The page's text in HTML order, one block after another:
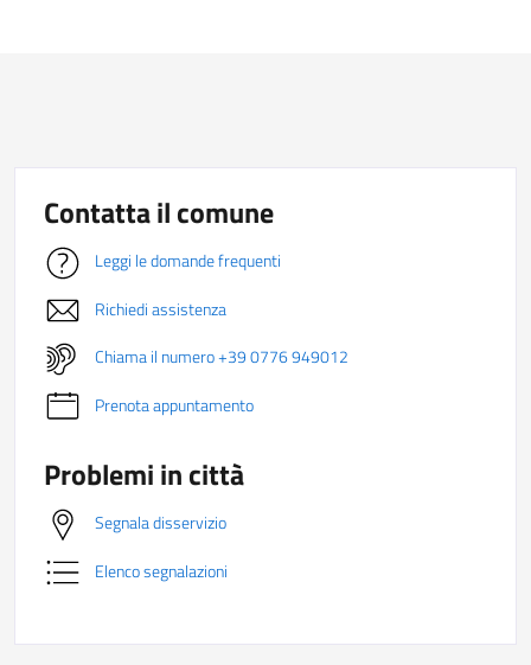
Contatta il comune
Leggi le domande frequenti
Richiedi assistenza
Chiama il numero +39 0776 949012
Prenota appuntamento
Problemi in città
Segnala disservizio
Elenco segnalazioni